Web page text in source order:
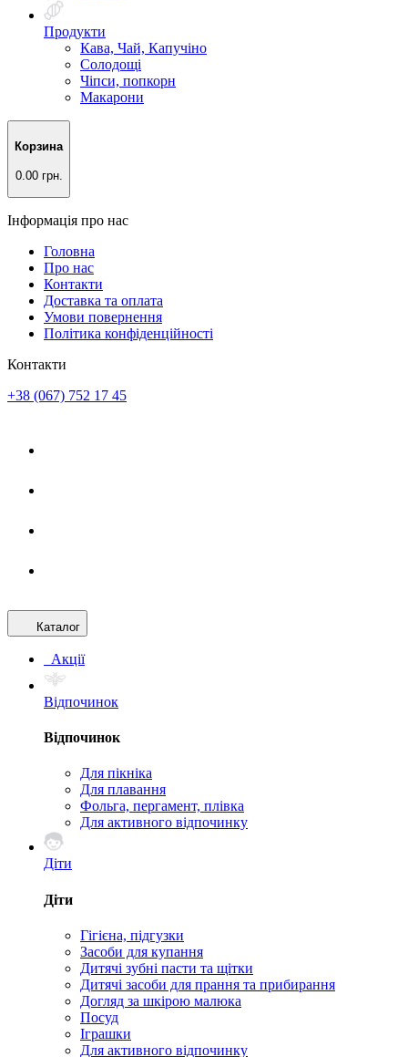
Продукти
Кава, Чай, Капучіно
Солодощі
Чіпси, попкорн
Макарони
Корзина
0.00 грн.
Інформація про нас
Головна
Про нас
Контакти
Доставка та оплата
Умови повернення
Політика конфіденційності
Контакти
+38 (067) 752 17 45
Каталог
Акції
Відпочинок
Відпочинок
Для пікніка
Для плавання
Фольга, пергамент, плівка
Для активного відпочинку
Діти
Діти
Гігієна, підгузки
Засоби для купання
Дитячі зубні пасти та щітки
Дитячі засоби для прання та прибирання
Догляд за шкірою малюка
Посуд
Іграшки
Для активного відпочинку